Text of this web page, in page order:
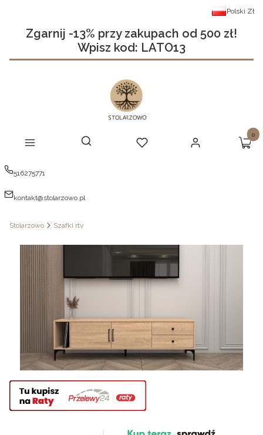
Polski Zł
Zgarnij -13% przy zakupach od 500 zł!
Wpisz kod: LATO13
Menu Otwórz wyszukiwarkę
Szukaj Ulubione Zaloguj się
516275771
kontakt@stolarzowo.pl
Stolarzowo Szafki rtv